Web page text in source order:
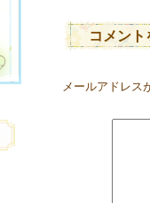
コメント
メールアドレス